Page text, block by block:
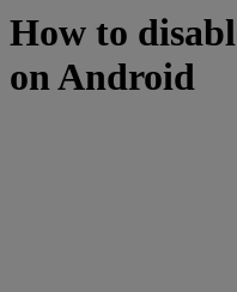
How to
on Android